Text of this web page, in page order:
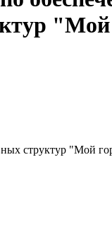
структур "Мой